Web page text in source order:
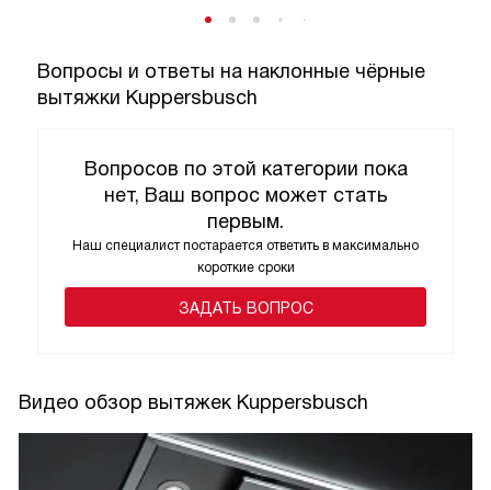
Вопросы и ответы на наклонные чёрные
вытяжки Kuppersbusch
Вопросов по этой категории пока
нет, Ваш вопрос может стать
первым.
Наш специалист постарается ответить в максимально
короткие сроки
ЗАДАТЬ ВОПРОС
Видео обзор вытяжек Kuppersbusch